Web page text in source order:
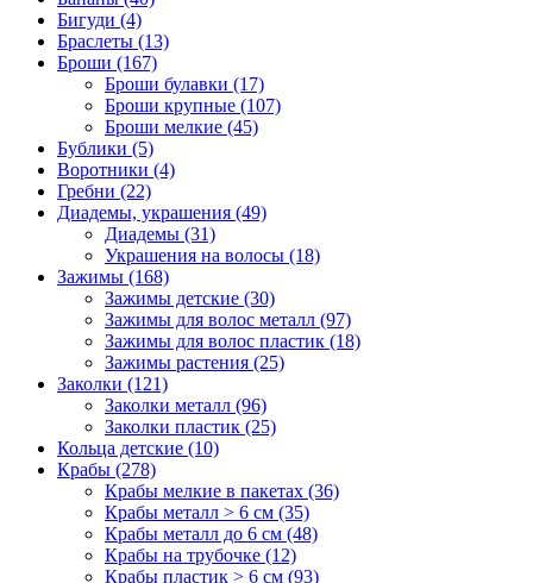
Бигуди (4)
Браслеты (13)
Броши (167)
Броши булавки (17)
Броши крупные (107)
Броши мелкие (45)
Бублики (5)
Воротники (4)
Гребни (22)
Диадемы, украшения (49)
Диадемы (31)
Украшения на волосы (18)
Зажимы (168)
Зажимы детские (30)
Зажимы для волос металл (97)
Зажимы для волос пластик (18)
Зажимы растения (25)
Заколки (121)
Заколки металл (96)
Заколки пластик (25)
Кольца детские (10)
Крабы (278)
Крабы мелкие в пакетах (36)
Крабы металл > 6 см (35)
Крабы металл до 6 см (48)
Крабы на трубочке (12)
Крабы пластик > 6 см (93)